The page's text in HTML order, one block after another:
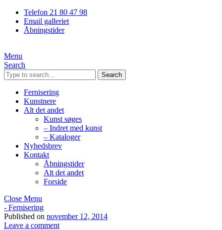
Telefon 21 80 47 98
Email galleriet
Åbningstider
Menu
Search
Search
Fernisering
Kunstnere
Alt det andet
Kunst søges
– Indret med kunst
– Kataloger
Nyhedsbrev
Kontakt
Åbningstider
Alt det andet
Forside
Close Menu
- Fernisering
Published on november 12, 2014
Leave a comment